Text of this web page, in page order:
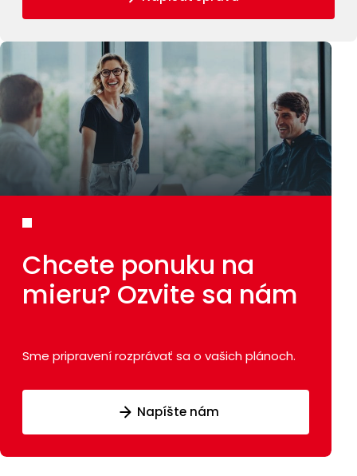
Chcete ponuku na
mieru? Ozvite sa nám
Sme pripravení rozprávať sa o vašich plánoch.
Napíšte nám